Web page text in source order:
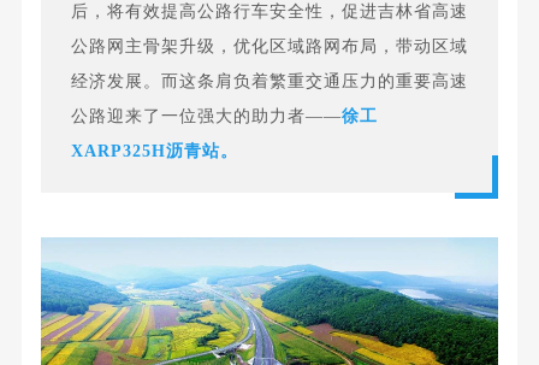
后，将有效提高公路行车安全性，促进吉林省高速
公路网主骨架升级，优化区域路网布局，带动区域
经济发展。而这条肩负着繁重交通压力的重要高速
公路迎来了一位强大的助力者——徐工
XARP325H沥青站。